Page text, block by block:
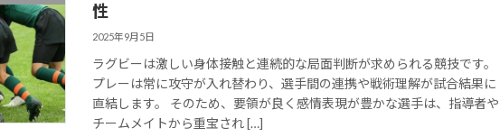
性
2025年9月5日
ラグビーは激しい身体接触と連続的な局面判断が求められる競技です。
プレーは常に攻守が入れ替わり、選手間の連携や戦術理解が試合結果に
直結します。 そのため、要領が良く感情表現が豊かな選手は、指導者や
チームメイトから重宝され […]